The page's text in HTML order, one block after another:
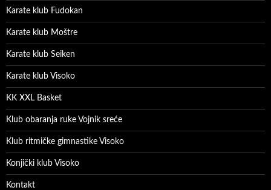
Karate klub Fudokan
Karate klub Moštre
Karate klub Seiken
Karate klub Visoko
KK XXL Basket
Klub obaranja ruke Vojnik sreće
Klub ritmičke gimnastike Visoko
Konjički klub Visoko
Kontakt